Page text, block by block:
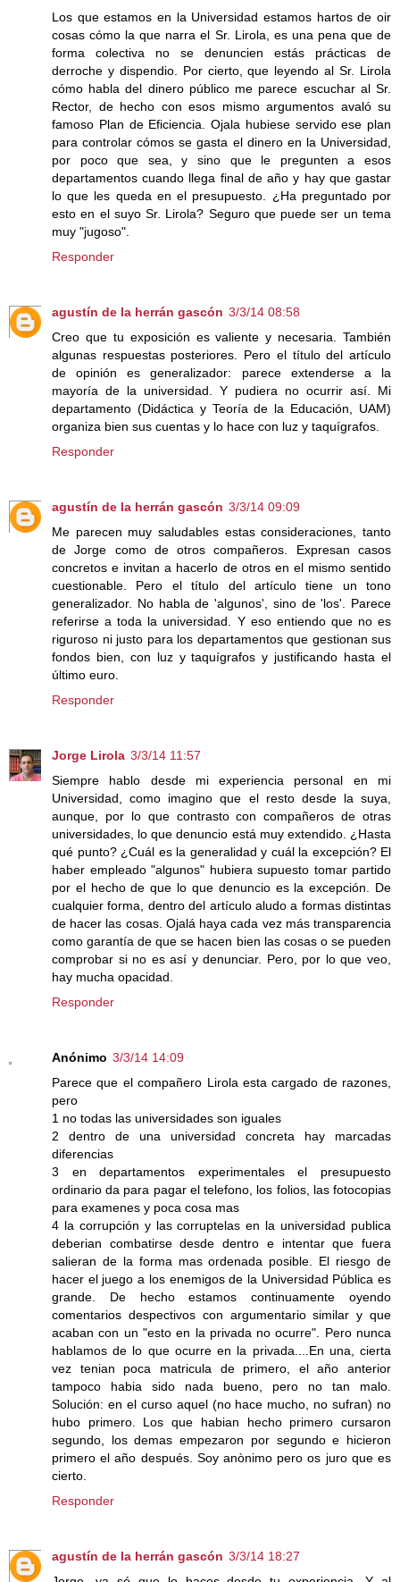
Los que estamos en la Universidad estamos hartos de oir
cosas cómo la que narra el Sr. Lirola, es una pena que de
forma colectiva no se denuncien estás prácticas de
derroche y dispendio. Por cierto, que leyendo al Sr. Lirola
cómo habla del dinero público me parece escuchar al Sr.
Rector, de hecho con esos mismo argumentos avaló su
famoso Plan de Eficiencia. Ojala hubiese servido ese plan
para controlar cómos se gasta el dinero en la Universidad,
por poco que sea, y sino que le pregunten a esos
departamentos cuando llega final de año y hay que gastar
lo que les queda en el presupuesto. ¿Ha preguntado por
esto en el suyo Sr. Lirola? Seguro que puede ser un tema
muy "jugoso".
Responder
agustín de la herrán gascón 3/3/14 08:58
Creo que tu exposición es valiente y necesaria. También
algunas respuestas posteriores. Pero el título del artículo
de opinión es generalizador: parece extenderse a la
mayoría de la universidad. Y pudiera no ocurrir así. Mi
departamento (Didáctica y Teoría de la Educación, UAM)
organiza bien sus cuentas y lo hace con luz y taquígrafos.
Responder
agustín de la herrán gascón 3/3/14 09:09
Me parecen muy saludables estas consideraciones, tanto
de Jorge como de otros compañeros. Expresan casos
concretos e invitan a hacerlo de otros en el mismo sentido
cuestionable. Pero el título del artículo tiene un tono
generalizador. No habla de 'algunos', sino de 'los'. Parece
referirse a toda la universidad. Y eso entiendo que no es
riguroso ni justo para los departamentos que gestionan sus
fondos bien, con luz y taquígrafos y justificando hasta el
último euro.
Responder
Jorge Lirola 3/3/14 11:57
Siempre hablo desde mi experiencia personal en mi
Universidad, como imagino que el resto desde la suya,
aunque, por lo que contrasto con compañeros de otras
universidades, lo que denuncio está muy extendido. ¿Hasta
qué punto? ¿Cuál es la generalidad y cuál la excepción? El
haber empleado "algunos" hubiera supuesto tomar partido
por el hecho de que lo que denuncio es la excepción. De
cualquier forma, dentro del artículo aludo a formas distintas
de hacer las cosas. Ojalá haya cada vez más transparencia
como garantía de que se hacen bien las cosas o se pueden
comprobar si no es así y denunciar. Pero, por lo que veo,
hay mucha opacidad.
Responder
Anónimo 3/3/14 14:09
Parece que el compañero Lirola esta cargado de razones,
pero
1 no todas las universidades son iguales
2 dentro de una universidad concreta hay marcadas
diferencias
3 en departamentos experimentales el presupuesto
ordinario da para pagar el telefono, los folios, las fotocopias
para examenes y poca cosa mas
4 la corrupción y las corruptelas en la universidad publica
deberian combatirse desde dentro e intentar que fuera
salieran de la forma mas ordenada posible. El riesgo de
hacer el juego a los enemigos de la Universidad Pública es
grande. De hecho estamos continuamente oyendo
comentarios despectivos con argumentario similar y que
acaban con un "esto en la privada no ocurre". Pero nunca
hablamos de lo que ocurre en la privada....En una, cierta
vez tenian poca matricula de primero, el año anterior
tampoco habia sido nada bueno, pero no tan malo.
Solución: en el curso aquel (no hace mucho, no sufran) no
hubo primero. Los que habian hecho primero cursaron
segundo, los demas empezaron por segundo e hicieron
primero el año después. Soy anònimo pero os juro que es
cierto.
Responder
agustín de la herrán gascón 3/3/14 18:27